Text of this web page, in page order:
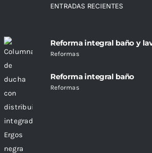
ENTRADAS RECIENTES
Reforma integral baño y
Reformas
Reforma integral baño
Reformas